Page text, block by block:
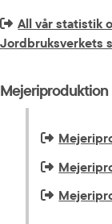
Extern länk
All vår statistik
Jordbruksverkets
Mejeriproduktion
Extern
Extern
Extern